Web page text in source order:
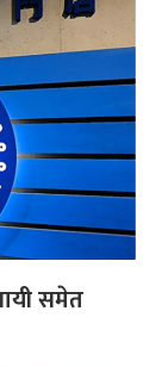
समेत